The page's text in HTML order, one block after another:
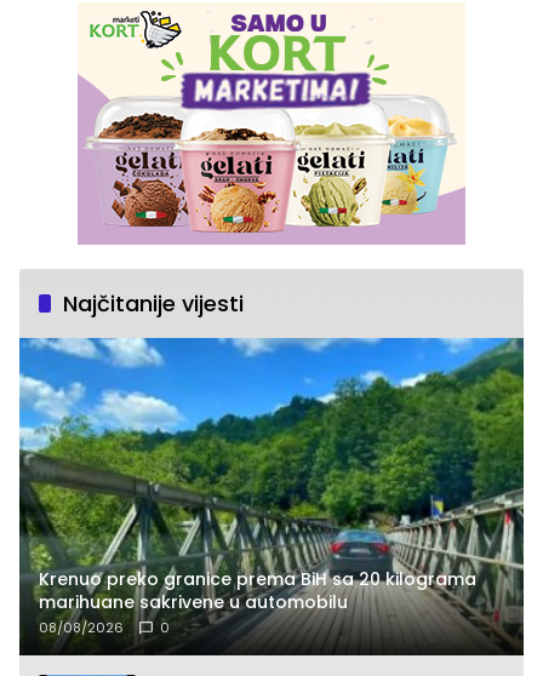
Najčitanije vijesti
Krenuo preko granice prema BiH sa 20 kilograma
marihuane sakrivene u automobilu
08/08/2026 0